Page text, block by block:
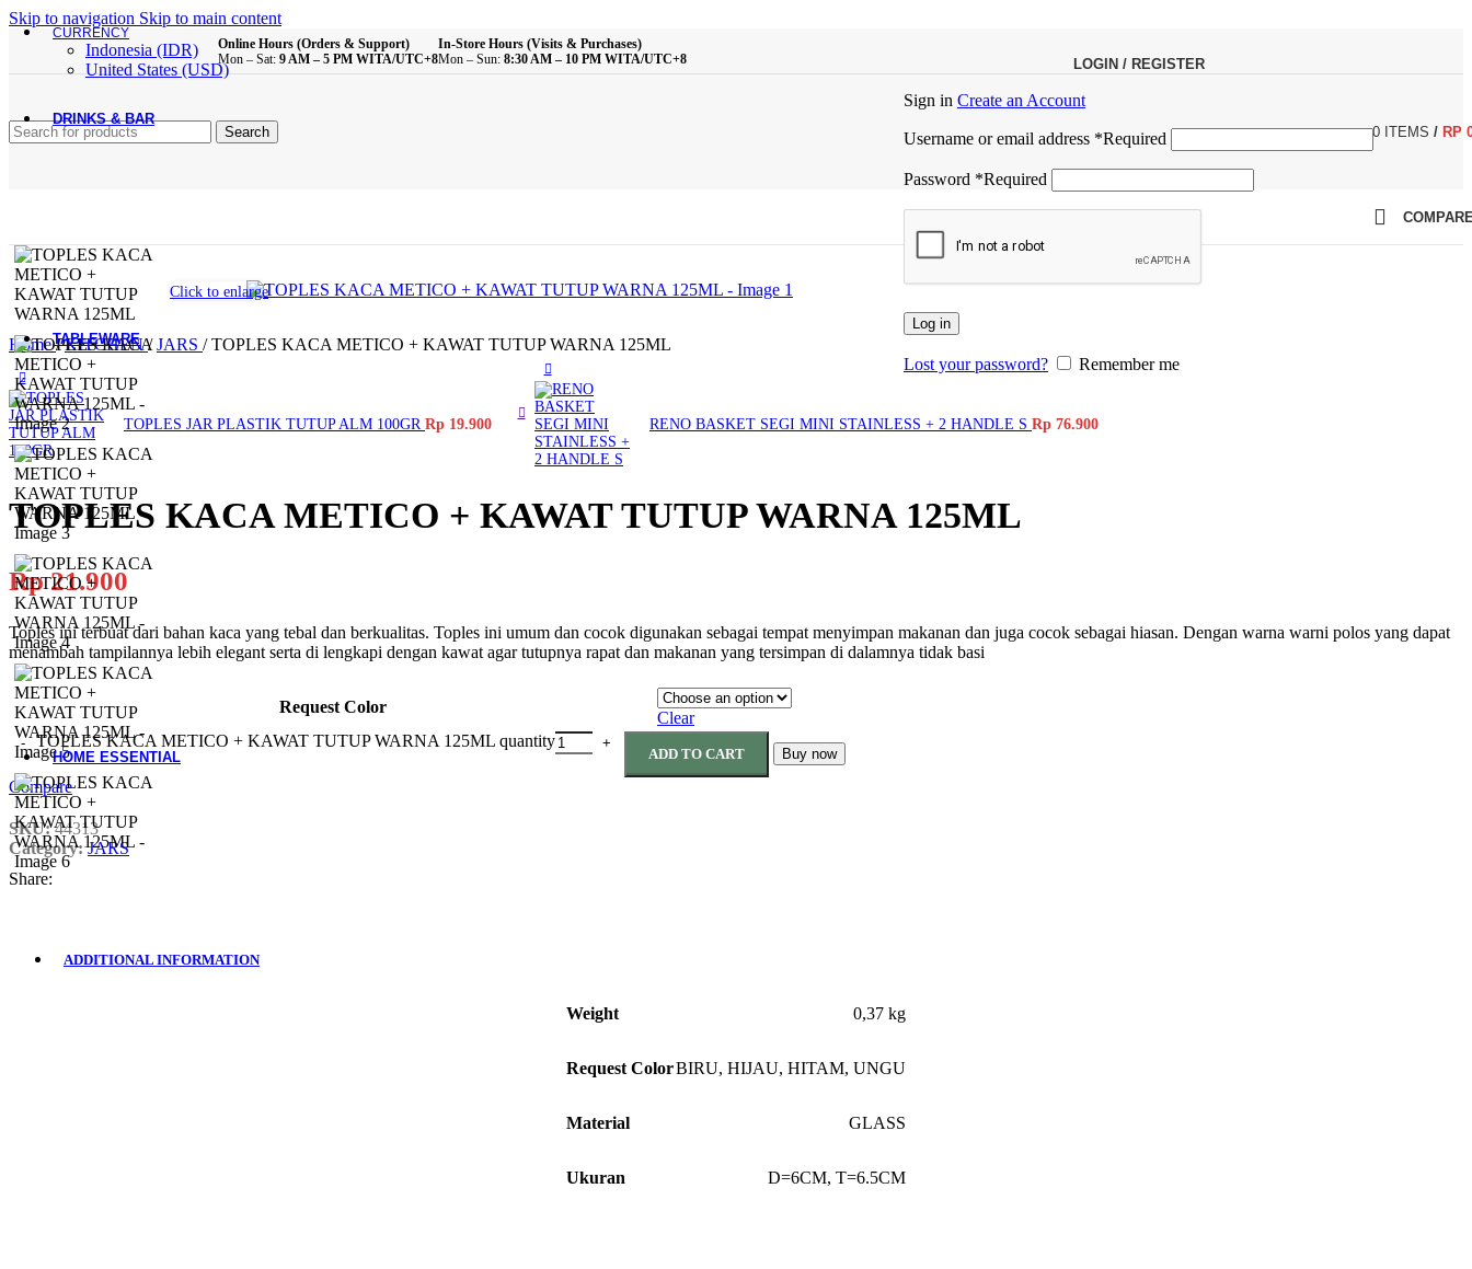
Skip to navigation Skip to main content
CURRENCY
Indonesia (IDR)
United States (USD)
Online Hours (Orders & Support)
Mon – Sat: 9 AM – 5 PM WITA/UTC+8
In-Store Hours (Visits & Purchases)
Mon – Sun: 8:30 AM – 10 PM WITA/UTC+8
Search 0 ITEMS / RP
DRINKS & BAR
Mugs & Cups
Drinking Bottle
Pitcher
Coffee & Tea Equipment
TABLEWARE
All Product
Main Dining Items
Plates
Bowls
Sauce Dish
Cutlery
Material-Based
Woodware
Table Add-ons
Placemat
Coaster
Accessories
HOME ESSENTIAL
All Product
Laundry
Gardening
Cleaning Tools
Electrical Items
LOGIN / REGISTER
Sign in Create an Account
Username or email address *Required
Password *Required
Log in
Lost your password? Remember me
Click to enlarge
Home/ KITCHEN/ JARS / TOPLES KACA METICO + KAWAT TUTUP WARNA 125ML
TOPLES JAR PLASTIK TUTUP ALM 100GR Rp 19.900 RENO BASKET SEGI MINI STAINLESS + 2 HANDLE S Rp 76.900
TOPLES KACA METICO + KAWAT TUTUP WARNA 125ML
Rp21.900
Toples ini terbuat dari bahan kaca yang tebal dan berkualitas. Toples ini umum dan cocok digunakan sebagai tempat menyimpan makanan dan juga cocok sebagai hiasan. Dengan warna warni polos yang dapat
menambah tampilannya lebih elegant serta di lengkapi dengan kawat agar tutupnya rapat dan makanan yang tersimpan di dalamnya tidak basi
Request Color
Clear
TOPLES KACA METICO + KAWAT TUTUP WARNA 125ML quantity
ADD TO CART Buy now
Compare
SKU:44313
Category: JARS
Share:
ADDITIONAL INFORMATION
Weight 0,37 kg
Request ColorBIRU, HIJAU, HITAM, UNGU
Material GLASS
Ukuran D=6CM, T=6.5CM